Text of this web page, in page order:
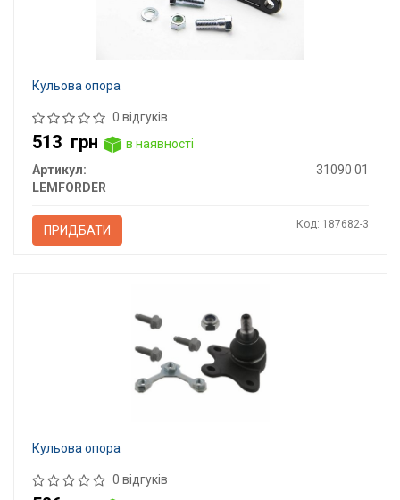
Кульова опора
0 відгуків
513 грн
в наявності
Артикул:
31090 01
LEMFORDER
ПРИДБАТИ Код: 187682-3
Кульова опора
0 відгуків